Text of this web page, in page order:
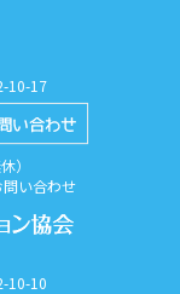
10-17
）
問い合わせ
10-10